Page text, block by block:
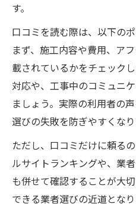
ント
成約率が高い外壁
外壁塗装ポータル
コツ
外壁塗装の窓口
説
納得できる外壁塗装へ
外壁塗装の見積も
外壁塗装の施工事
外壁塗装で納得で
す。
口コミを読む際は、以下の
まず、施工内容や費用、ア
載されているかをチェック
対応や、工事中のコミュニ
ましょう。実際の利用者の
選びの失敗を防ぎやすくなり
ただし、口コミだけに頼る
ルサイトランキングや、業
も併せて確認することが大
できる業者選びの近道となり